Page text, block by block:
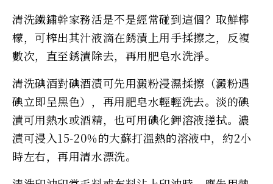
清洗鐵鏽幹家務活是不是經常碰到這個？取鮮檸
檬，可榨出其汁液滴在銹漬上用手揉擦之，反複
數次，直至銹漬除去，再用肥皂水洗淨。
清洗碘酒對碘酒漬可先用澱粉浸濕揉擦（澱粉遇
碘立即呈黑色），再用肥皂水輕輕洗去。淡的碘
漬可用熱水或酒精，也可用碘化鉀溶液搓拭。濃
漬可浸入15-20％的大蘇打溫熱的溶液中，約2小
時左右，再用清水漂洗。